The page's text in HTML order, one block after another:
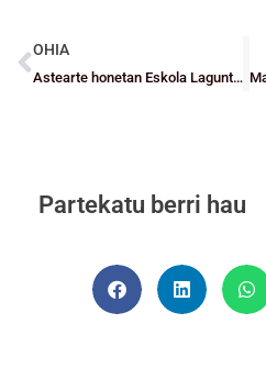
OHIA
Astearte honetan Eskola Laguntzailea Programaren bilera
Partekatu berri hau